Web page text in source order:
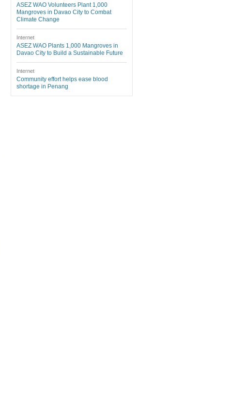
ASEZ WAO Volunteers Plant 1,000
Mangroves in Davao City to Combat
Climate Change
Internet
ASEZ WAO Plants 1,000 Mangroves in
Davao City to Build a Sustainable Future
Internet
Community effort helps ease blood
shortage in Penang